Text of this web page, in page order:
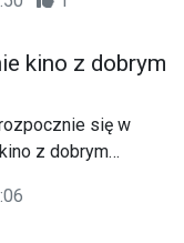
w Sitnie były
zostało
Prezydenta
Polskiej Andrzeja
kino z dobrym
się w
z dobrym
i tradycyjnie